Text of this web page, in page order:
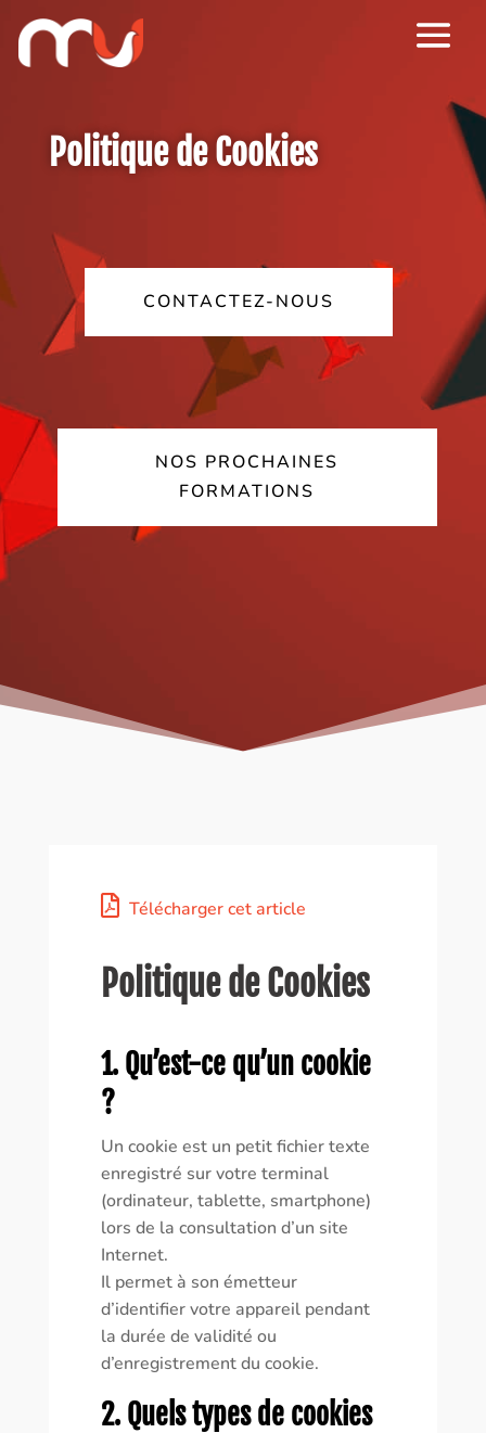
Politique de Cookies
CONTACTEZ-NOUS
NOS PROCHAINES
FORMATIONS
Télécharger cet article
Politique de Cookies
1. Qu’est-ce qu’un cookie
?
Un cookie est un petit fichier texte
enregistré sur votre terminal
(ordinateur, tablette, smartphone)
lors de la consultation d’un site
Internet.
Il permet à son émetteur
d’identifier votre appareil pendant
la durée de validité ou
d’enregistrement du cookie.
2. Quels types de cookies